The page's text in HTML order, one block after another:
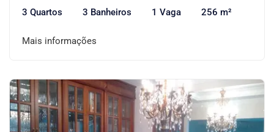
3 Quartos 3 Banheiros 1 Vaga 256 m²
Mais informações